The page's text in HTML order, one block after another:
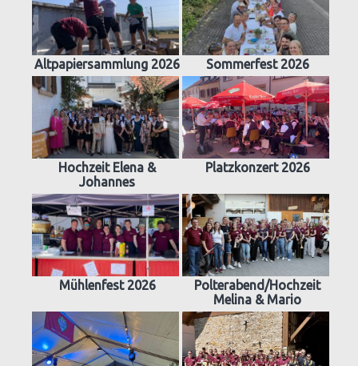
Altpapiersammlung 2026 Sommerfest 2026
Hochzeit Elena &
Johannes
Platzkonzert 2026
Mühlenfest 2026
Polterabend/Hochzeit
Melina & Mario